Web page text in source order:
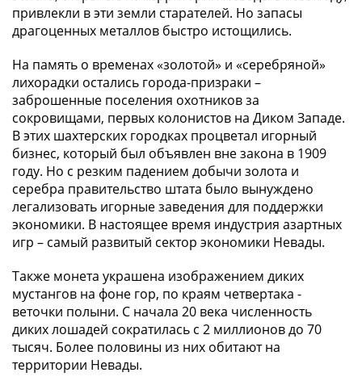
ВОВ
Человек
Города-
герои
Оружие
Великой
Победы
Олимпиада
Сочи
2014
ЧМ
футболу
2018
Крымские
события
Архитектура
Красная
привлекли в эти земли старателей. Но запасы
драгоценных металлов быстро истощились.
На память о временах «золотой» и «серебряной»
лихорадки остались города-призраки –
заброшенные поселения охотников за
сокровищами, первых колонистов на Диком Западе.
В этих шахтерских городках процветал игорный
бизнес, который был объявлен вне закона в 1909
году. Но с резким падением добычи золота и
серебра правительство штата было вынуждено
легализовать игорные заведения для поддержки
экономики. В настоящее время индустрия азартных
игр – самый развитый сектор экономики Невады.
Также монета украшена изображением диких
мустангов на фоне гор, по краям четвертака -
веточки полыни. С начала 20 века численность
диких лошадей сократилась с 2 миллионов до 70
тысяч. Более половины из них обитают на
территории Невады.